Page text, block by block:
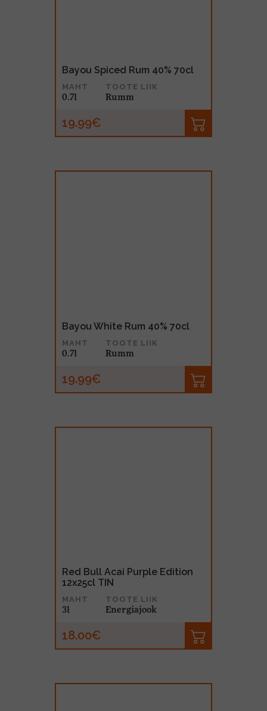
Bayou Spiced Rum 40% 70cl
MAHT
0.7l
TOOTE LIIK
Rumm
19.99€
Bayou White Rum 40% 70cl
MAHT
0.7l
TOOTE LIIK
Rumm
19.99€
Red Bull Acai Purple Edition
12x25cl TIN
MAHT
3l
TOOTE LIIK
Energiajook
18.00€